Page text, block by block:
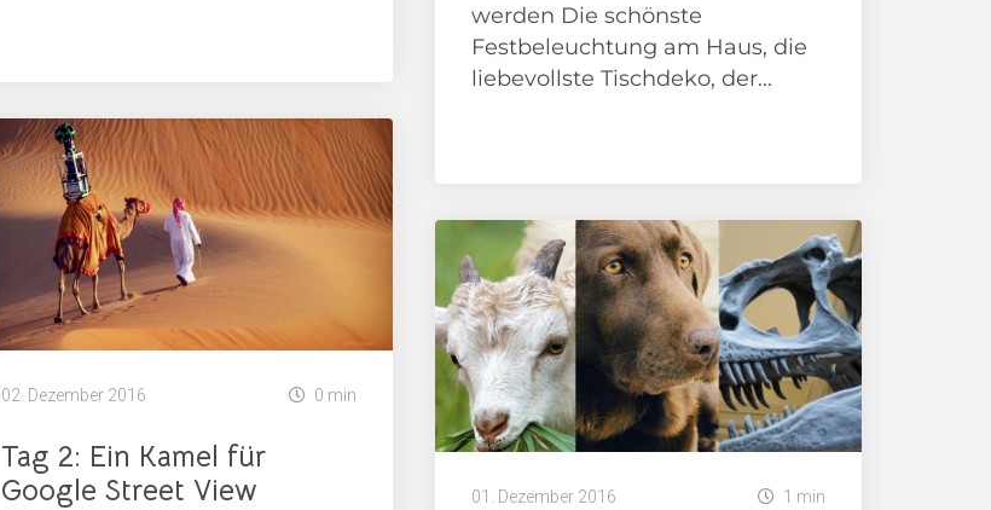
werden Die schönste
Festbeleuchtung am Haus, die
liebevollste Tischdeko, der...
02. Dezember 2016 0 min
Tag 2: Ein Kamel für
Google Street View
01. Dezember 2016 1 min